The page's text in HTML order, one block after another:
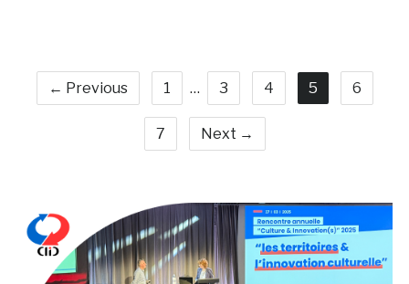
← Previous 1 … 3 4 5 6
7 Next →